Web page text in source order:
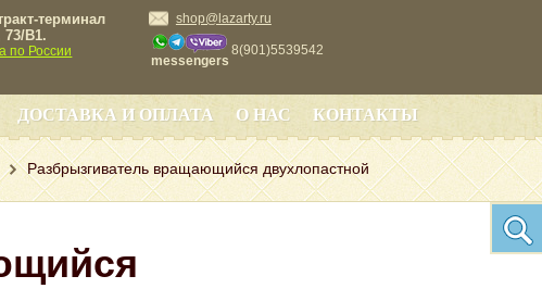
терминал
73/B1.
по России
shop@lazarty.ru
messengers
8(901)5539542
ДОСТАВКА И ОПЛАТА О НАС КОНТАКТЫ
Разбрызгиватель вращающийся двухлопастной